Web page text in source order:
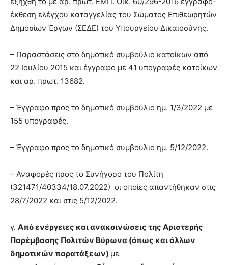
έκθεση ελέγχου καταγγελίας του Σώματος Επιθεωρητών
Δημοσίων Έργων (ΣΕΔΕ) του Υπουργείου Δικαιοσύνης.
– Παραστάσεις στο δημοτικό συμβούλιο κατοίκων από
22 Ιουλίου 2015 και έγγραφο με 41 υπογραφές κατοίκων
και αρ. πρωτ. 13682.
– Έγγραφο προς το δημοτικό συμβούλιο ημ. 1/3/2022 με
155 υπογραφές.
– Έγγραφο προς το δημοτικό συμβούλιο ημ. 5/12/2022.
– Αναφορές προς το Συνήγορο του Πολίτη
(321471/40334/18.07.2022) οι οποίες απαντήθηκαν στις
28/7/2022 και στις 5/12/2022.
γ. Από ενέργειες και ανακοινώσεις της Αριστερής
Παρέμβασης Πολιτών Βύρωνα (όπως και άλλων
δημοτικών παρατάξεων) με